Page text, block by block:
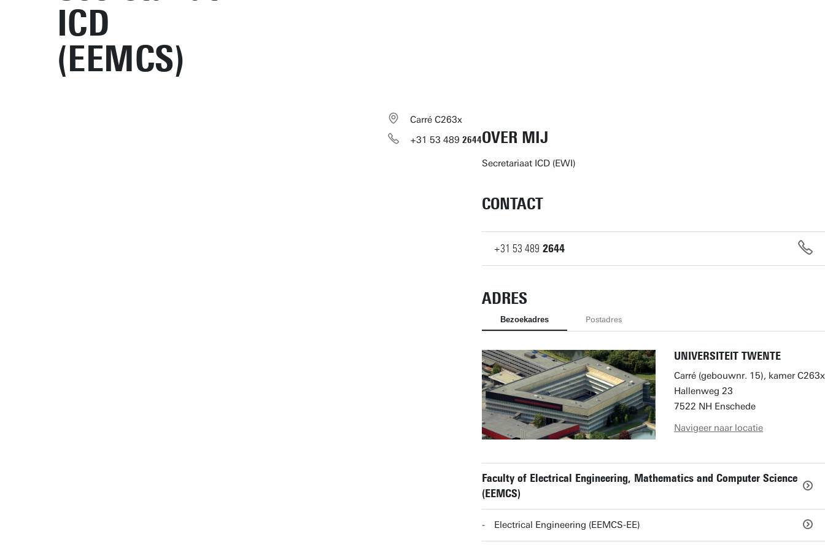
ICD
(EEMCS)
Carré C263x
+31 53 489 2644OVER MIJ
Secretariaat ICD (EWI)
CONTACT
+31 53 489 2644
ADRES
Bezoekadres Postadres
UNIVERSITEIT TWENTE
Carré (gebouwnr. 15), kamer C263x
Hallenweg 23
7522 NH Enschede
Navigeer naar locatie
Faculty of Electrical Engineering, Mathematics and Computer Science
(EEMCS)
Electrical Engineering (EEMCS-EE)